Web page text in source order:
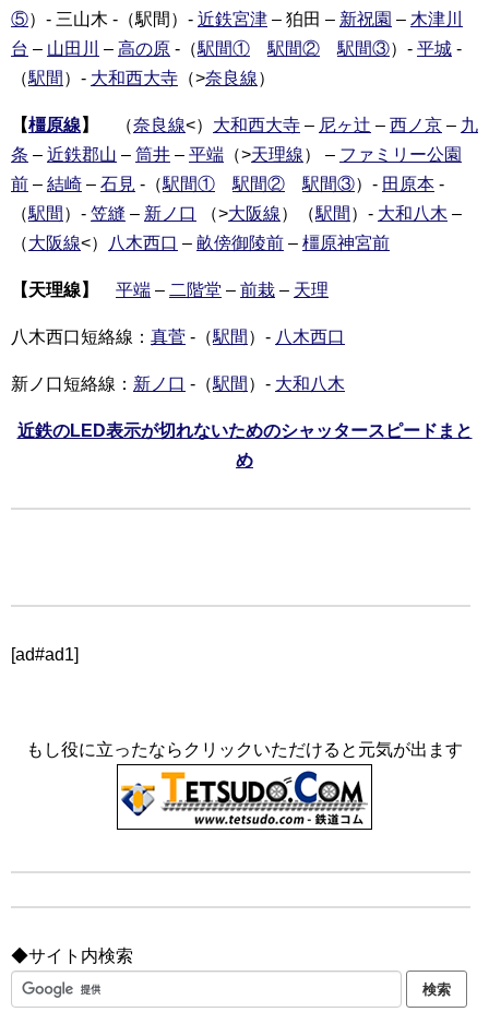
⑤）- 三山木 -（駅間）- 近鉄宮津 – 狛田 – 新祝園 – 木津川
台 – 山田川 – 高の原 -（駅間① 駅間② 駅間③）- 平城 -
（駅間 ）- 大和西大寺 （>奈良線）
【橿原線】 （奈良線<） 大和西大寺 – 尼ヶ辻 – 西ノ京 – 九
条 – 近鉄郡山 – 筒井 – 平端 （>天理線） – ファミリー公園
前 – 結崎 – 石見 -（駅間① 駅間② 駅間③）- 田原本 -
（駅間 ）- 笠縫 – 新ノ口 （>大阪線）（駅間 ）- 大和八木 –
（大阪線<） 八木西口 – 畝傍御陵前 – 橿原神宮前
【天理線】 平端 – 二階堂 – 前栽 – 天理
八木西口短絡線： 真菅 -（駅間 ）- 八木西口
新ノ口短絡線： 新ノ口 -（駅間 ）- 大和八木
近鉄のLED表示が切れないためのシャッタースピードまと
め
[ad#ad1]
もし役に立ったならクリックいただけると元気が出ます
◆サイト内検索